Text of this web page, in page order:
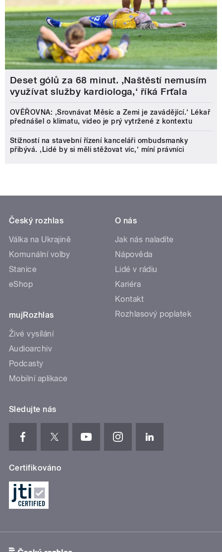
Deset gólů za 68 minut. ,Naštěstí nemusím
využívat služby kardiologa,‘ říká Frťala
OVĚŘOVNA: ‚Srovnávat Měsíc a Zemi je zavádějící.‘ Lékař
přednášel o klimatu, video je prý vytržené z kontextu
Stížností na stavební řízení kanceláři ombudsmanky
přibývá. ‚Lidé by si měli stěžovat víc,‘ míní právníci
Český rozhlas
Válka na Ukrajině
Komunální volby
Stanice
eShop
mujRozhlas
Živé vysílání
Audioarchiv
Podcasty
Mobilní aplikace
O nás
Jak nás naladíte
Nápověda
Lidé v rádiu
Kariéra
Kontakt
Rozhlasový poplatek
Sledujte nás
Certifikováno